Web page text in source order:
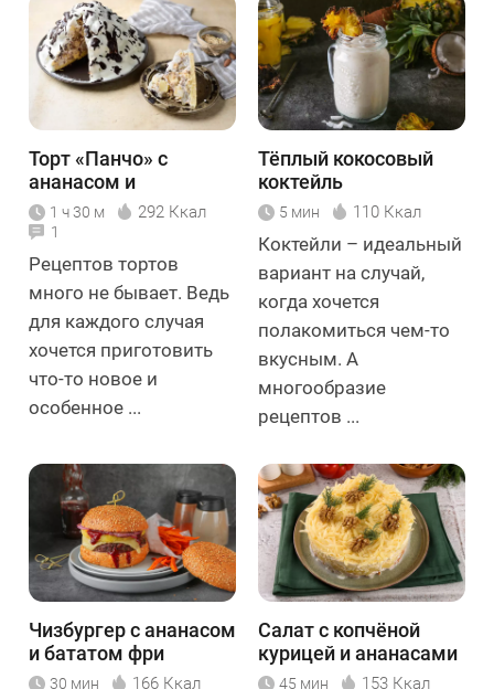
Торт «Панчо» с
ананасом и
миндалём
1 ч 30 м 292 Ккал
1
Рецептов тортов
много не бывает. Ведь
для каждого случая
хочется приготовить
что-то новое и
особенное ...
Тёплый кокосовый
коктейль
5 мин 110 Ккал
Коктейли – идеальный
вариант на случай,
когда хочется
полакомиться чем-то
вкусным. А
многообразие
рецептов ...
Чизбургер с ананасом
и бататом фри
30 мин 166 Ккал
Салат с копчёной
курицей и ананасами
45 мин 153 Ккал